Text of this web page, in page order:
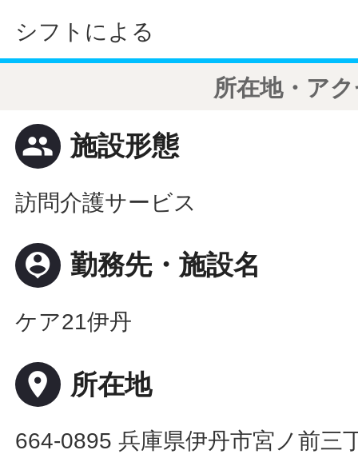
シフトによる
所在地・ア
people 施設形態
訪問介護サービス
person_pin 勤務先・施設名
ケア21伊丹
place 所在地
664-0895 兵庫県伊丹市宮ノ前三